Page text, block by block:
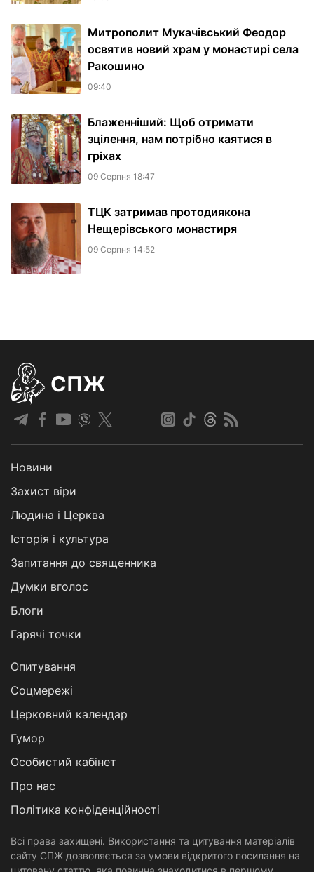
Митрополит Мукачівський Феодор
освятив новий храм у монастирі села
Ракошино
09:40
Блаженніший: Щоб отримати
зцілення, нам потрібно каятися в
гріхах
09 Серпня 18:47
ТЦК затримав протодиякона
Нещерівського монастиря
09 Серпня 14:52
СПЖ
Новини
Захист віри
Людина і Церква
Історія і культура
Запитання до священника
Думки вголос
Блоги
Гарячі точки
Опитування
Соцмережі
Церковний календар
Гумор
Особистий кабінет
Про нас
Політика конфіденційності
Всі права захищені. Використання та цитування матеріалів
сайту СПЖ дозволяється за умови відкритого посилання на